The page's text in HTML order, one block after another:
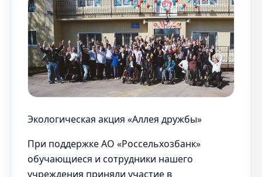
Экологическая акция «Аллея дружбы»
При поддержке АО «Россельхозбанк»
обучающиеся и сотрудники нашего
учреждения приняли участие в